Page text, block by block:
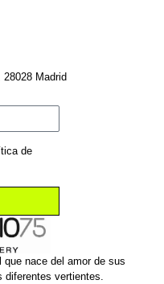
nace del amor de sus
diferentes vertientes.
Madrid
de